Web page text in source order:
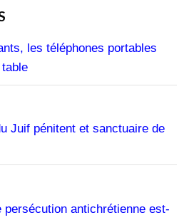
les téléphones portables
Juif pénitent et sanctuaire de
persécution antichrétienne est-